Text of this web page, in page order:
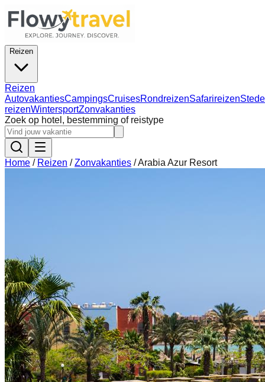
Reizen
Reizen
AutovakantiesCampingsCruisesRondreizenSafarireizen
reizenWintersportZonvakanties
Zoek op hotel, bestemming of reistype
Home / Reizen /Zonvakanties /Arabia Azur Resort